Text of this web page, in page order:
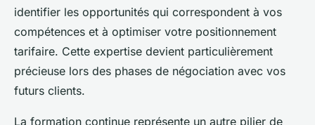
identifier les opportunités qui correspondent à vos
compétences et à optimiser votre positionnement
tarifaire. Cette expertise devient particulièrement
précieuse lors des phases de négociation avec vos
futurs clients.
La formation continue représente un autre pilier de